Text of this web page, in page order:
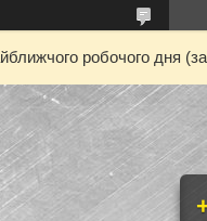
робочого дня